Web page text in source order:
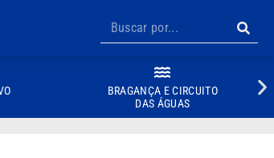
BRAGANÇA E CIRCUITO
DAS ÁGUAS